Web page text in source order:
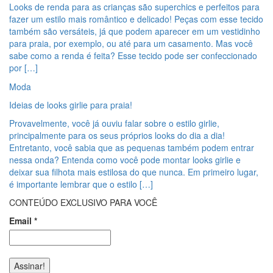
Looks de renda para as crianças são superchics e perfeitos para
fazer um estilo mais romântico e delicado! Peças com esse tecido
também são versáteis, já que podem aparecer em um vestidinho
para praia, por exemplo, ou até para um casamento. Mas você
sabe como a renda é feita? Esse tecido pode ser confeccionado
por […]
Moda
Ideias de looks girlie para praia!
Provavelmente, você já ouviu falar sobre o estilo girlie,
principalmente para os seus próprios looks do dia a dia!
Entretanto, você sabia que as pequenas também podem entrar
nessa onda? Entenda como você pode montar looks girlie e
deixar sua filhota mais estilosa do que nunca. Em primeiro lugar,
é importante lembrar que o estilo […]
CONTEÚDO EXCLUSIVO PARA VOCÊ
Email *